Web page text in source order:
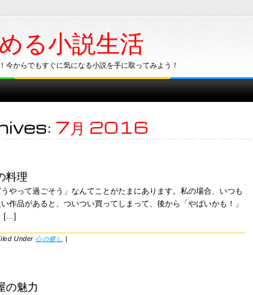
る小説生活
今からでもすぐに気になる小説を手に取ってみよう！
7月 2016
料理
やって過ごそう」なんてことがたまにあります。私の場合、いつも
作品があると、ついつい買ってしまって、後から「やばいかも！」
[…]
Under心の癒し |
の魅力